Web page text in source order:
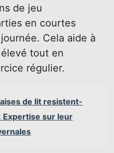
de jeu
en courtes
Cela aide à
tout en
régulier.
de lit resistent-
Expertise sur leur